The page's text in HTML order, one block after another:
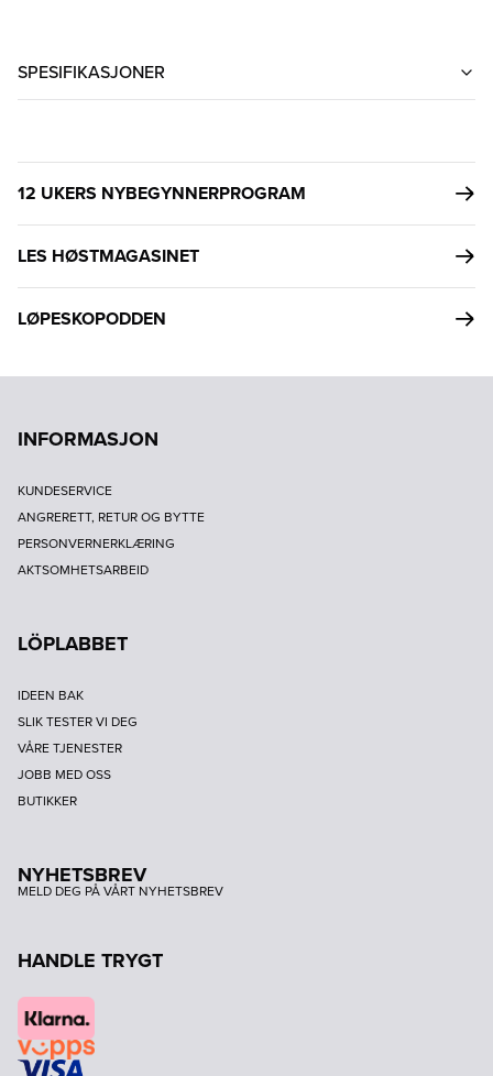
SPESIFIKASJONER
12 UKERS NYBEGYNNERPROGRAM
LES HØSTMAGASINET
LØPESKOPODDEN
INFORMASJON
KUNDESERVICE
ANGRERETT, RETUR OG BYTTE
PERSONVERNERKLÆRING
AKTSOMHETSARBEID
LÖPLABBET
IDEEN BAK
SLIK TESTER VI DEG
VÅRE TJENESTER
JOBB MED OSS
BUTIKKER
NYHETSBREV
MELD DEG PÅ VÅRT NYHETSBREV
HANDLE TRYGT